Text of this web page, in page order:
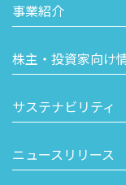
事業紹介
株主・投資家向け
サステナビリティ
ニュースリリース